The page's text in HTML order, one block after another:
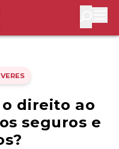
direito ao
seguros e